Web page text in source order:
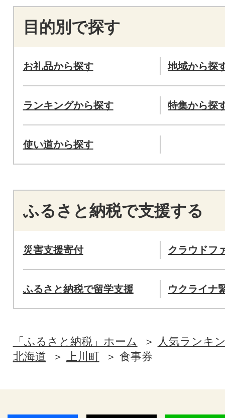
目的別で探す
お礼品から探す 地域から探
ランキングから探す 特集から探
使い道から探す
ふるさと納税で支援する
災害支援寄付 クラウドフ
ふるさと納税で留学支援 ウクライナ
「ふるさと納税」ホーム
人気ランキ
北海道
上川町 食事券